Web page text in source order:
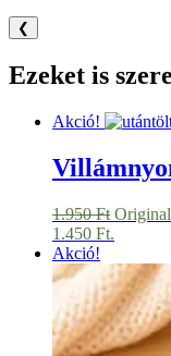
❮
Ezeket is
Akció!
1.950Ft
1.450 Ft.
Akció!